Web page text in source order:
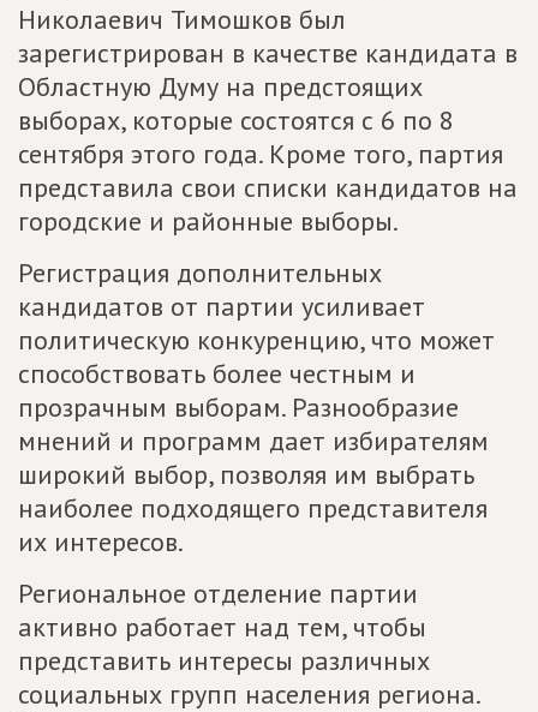
Николаевич Тимошков был
зарегистрирован в качестве кандидата в
Областную Думу на предстоящих
выборах, которые состоятся с 6 по 8
сентября этого года. Кроме того, партия
представила свои списки кандидатов на
городские и районные выборы.
Регистрация дополнительных
кандидатов от партии усиливает
политическую конкуренцию, что может
способствовать более честным и
прозрачным выборам. Разнообразие
мнений и программ дает избирателям
широкий выбор, позволяя им выбрать
наиболее подходящего представителя
их интересов.
Региональное отделение партии
активно работает над тем, чтобы
представить интересы различных
социальных групп населения региона.